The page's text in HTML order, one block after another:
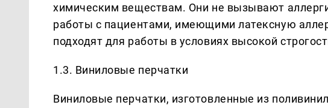
химическим веществам. Они не вызывают
работы с пациентами, имеющими латексную
подходят для работы в условиях высокой
1.3. Виниловые перчатки
Виниловые перчатки, изготовленные из